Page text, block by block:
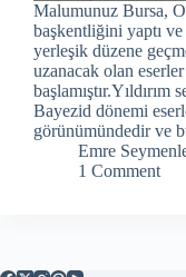
Malumunuz Bursa,
başkentliğini yaptı ve
yerleşik düzene
uzanacak olan
başlamıştır.Yıldırım
Bayezid dönemi
görünümündedir ve
Emre
1 Comment